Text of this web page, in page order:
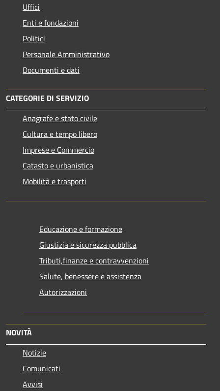
Uffici
Enti e fondazioni
Politici
Personale Amministrativo
Documenti e dati
CATEGORIE DI SERVIZIO
Anagrafe e stato civile
Cultura e tempo libero
Imprese e Commercio
Catasto e urbanistica
Mobilità e trasporti
Educazione e formazione
Giustizia e sicurezza pubblica
Tributi,finanze e contravvenzioni
Salute, benessere e assistenza
Autorizzazioni
NOVITÀ
Notizie
Comunicati
Avvisi